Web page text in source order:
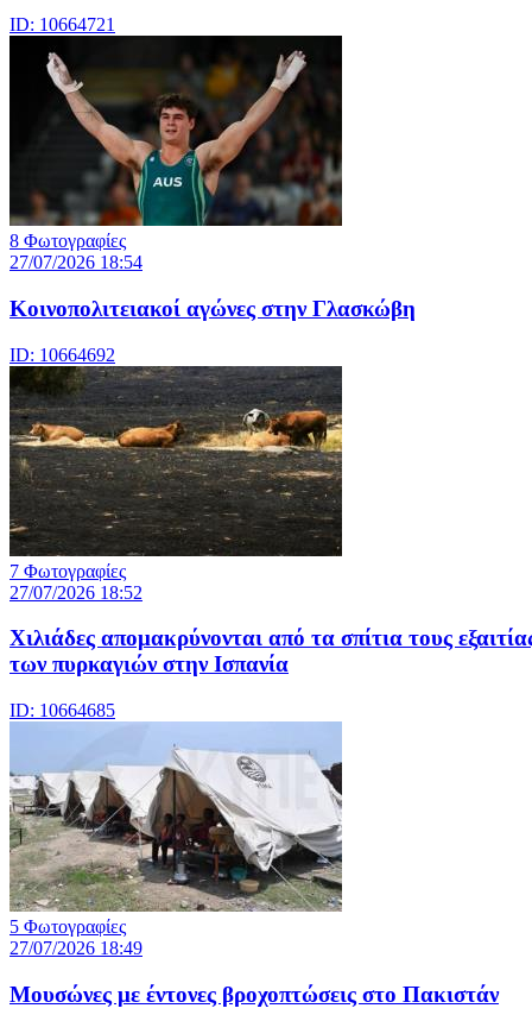
ID: 10664721
8 Φωτογραφίες
27/07/2026 18:54
Κοινοπολιτειακοί αγώνες στην Γλασκώβη
ID: 10664692
7 Φωτογραφίες
27/07/2026 18:52
Χιλιάδες απομακρύνονται από τα σπίτια τους
των πυρκαγιών στην Ισπανία
ID: 10664685
5 Φωτογραφίες
27/07/2026 18:49
Μουσώνες με έντονες βροχοπτώσεις στο Πακιστάν